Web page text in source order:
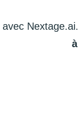
avec Nextage.ai.
à